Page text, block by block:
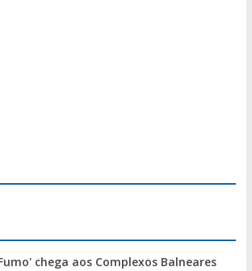
chega aos Complexos Balneares